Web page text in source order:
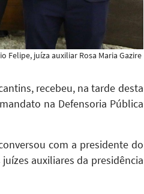
juíza auxiliar Rosa Maria Gazire
recebeu, na tarde desta
na Defensoria Pública
com a presidente do
auxiliares da presidência